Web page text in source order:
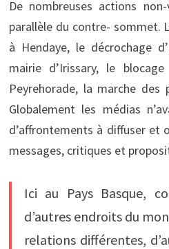
De nombreuses actions
parallèle du contre- sommet.
à Hendaye, le décrochage
mairie d’Irissary, le
Peyrehorade, la marche
Globalement les médias
d’affrontements à diffuser et
messages, critiques et
Ici au Pays Basque,
d’autres endroits du
relations différentes,